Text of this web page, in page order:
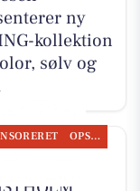
ny
kollektion
sølv og
OPSLAGSTAVLEN